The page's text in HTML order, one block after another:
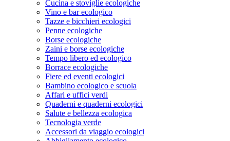
Cucina e stoviglie ecologiche
Vino e bar ecologico
Tazze e bicchieri ecologici
Penne ecologiche
Borse ecologiche
Zaini e borse ecologiche
Tempo libero ed ecologico
Borrace ecologiche
Fiere ed eventi ecologici
Bambino ecologico e scuola
Affari e uffici verdi
Quaderni e quaderni ecologici
Salute e bellezza ecologica
Tecnologia verde
Accessori da viaggio ecologici